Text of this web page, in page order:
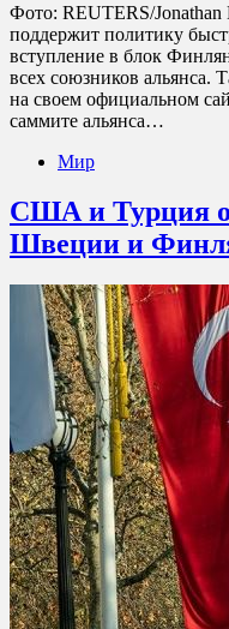
Фото: REUTERS/
поддержит политику
вступление в блок
всех союзников альянса.
на своем официальном
саммите альянса…
Мир
США и Турция
Швеции и